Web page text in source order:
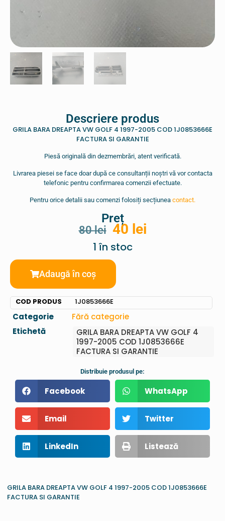
Descriere produs
GRILA BARA DREAPTA VW GOLF 4 1997-2005 COD 1J0853666E
FACTURA SI GARANTIE
Piesă originală din dezmembrări, atent verificată.
Livrarea piesei se face doar după ce consultanții noștri vă vor contacta
telefonic pentru confirmarea comenzii efectuate.
Pentru orice detalii sau comenzi folosiți secțiunea contact.
Preț
80lei 40 lei
1 în stoc
Adaugă în coș
COD PRODUS 1J0853666E
Categorie
Fără categorie
Etichetă
GRILA BARA DREAPTA VW GOLF 4
1997-2005 COD 1J0853666E
FACTURA SI GARANTIE
Distribuie produsul pe:
Facebook WhatsApp
Email Twitter
LinkedIn Listează
GRILA BARA DREAPTA VW GOLF 4 1997-2005 COD 1J0853666E
FACTURA SI GARANTIE